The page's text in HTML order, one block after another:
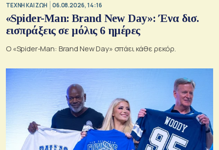
TΕΧΝΗ ΚΑΙ ΖΩΗ 06.08.2026, 14:16
«Spider-Man: Brand New Day»: Ένα δισ.
εισπράξεις σε μόλις 6 ημέρες
Ο «Spider-Man: Brand New Day» σπάει κάθε ρεκόρ.